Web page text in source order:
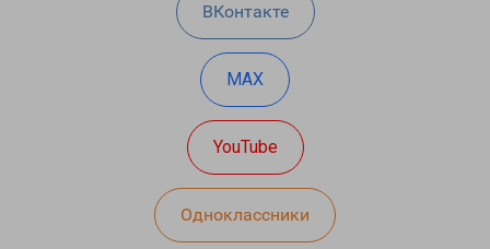
ВКонтакте
MAX
YouTube
Одноклассники